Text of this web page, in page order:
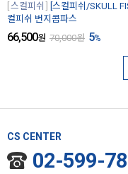
스컬피쉬
[스컬피쉬/SKULL
컬피쉬 번지콤파스
66,500원 70,000원 5%
CS CENTER
02-599-